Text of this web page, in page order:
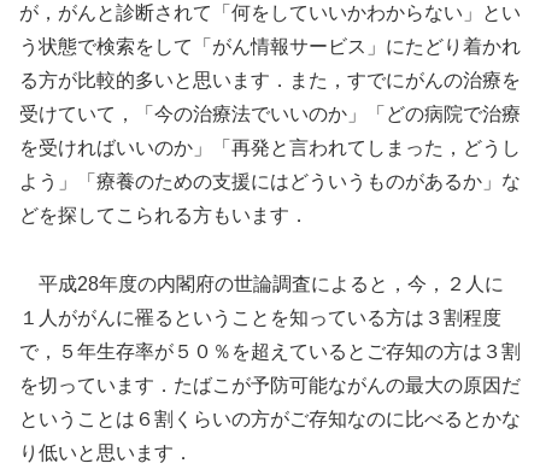
が，がんと診断されて「何をしていいかわからない」とい
う状態で検索をして「がん情報サービス」にたどり着かれ
る方が比較的多いと思います．また，すでにがんの治療を
受けていて，「今の治療法でいいのか」「どの病院で治療
を受ければいいのか」「再発と言われてしまった，どうし
よう」「療養のための支援にはどういうものがあるか」な
どを探してこられる方もいます．
平成28年度の内閣府の世論調査によると，今，２人に
１人ががんに罹るということを知っている方は３割程度
で，５年生存率が５０％を超えているとご存知の方は３割
を切っています．たばこが予防可能ながんの最大の原因だ
ということは６割くらいの方がご存知なのに比べるとかな
り低いと思います．